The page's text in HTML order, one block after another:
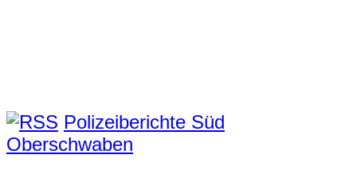
Polizeiberichte Süd
Oberschwaben